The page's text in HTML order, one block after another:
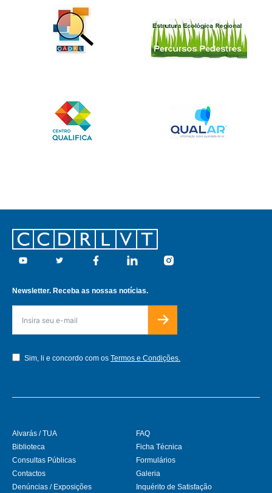
Footer
Youtube Twitter Facebook Linkedin Instagram
Newsletter. Receba as nossas notícias.
Sim, li e concordo com os Termos e Condições.
Alvarás / TUA
Biblioteca
Consultas Públicas
Contactos
Denúncias / Exposições
FAQ
Ficha Técnica
Formulários
Galeria
Inquérito de Satisfação